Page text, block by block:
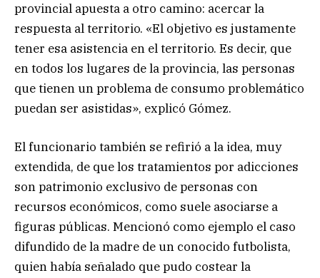
provincial apuesta a otro camino: acercar la
respuesta al territorio. «El objetivo es justamente
tener esa asistencia en el territorio. Es decir, que
en todos los lugares de la provincia, las personas
que tienen un problema de consumo problemático
puedan ser asistidas», explicó Gómez.
El funcionario también se refirió a la idea, muy
extendida, de que los tratamientos por adicciones
son patrimonio exclusivo de personas con
recursos económicos, como suele asociarse a
figuras públicas. Mencionó como ejemplo el caso
difundido de la madre de un conocido futbolista,
quien había señalado que pudo costear la